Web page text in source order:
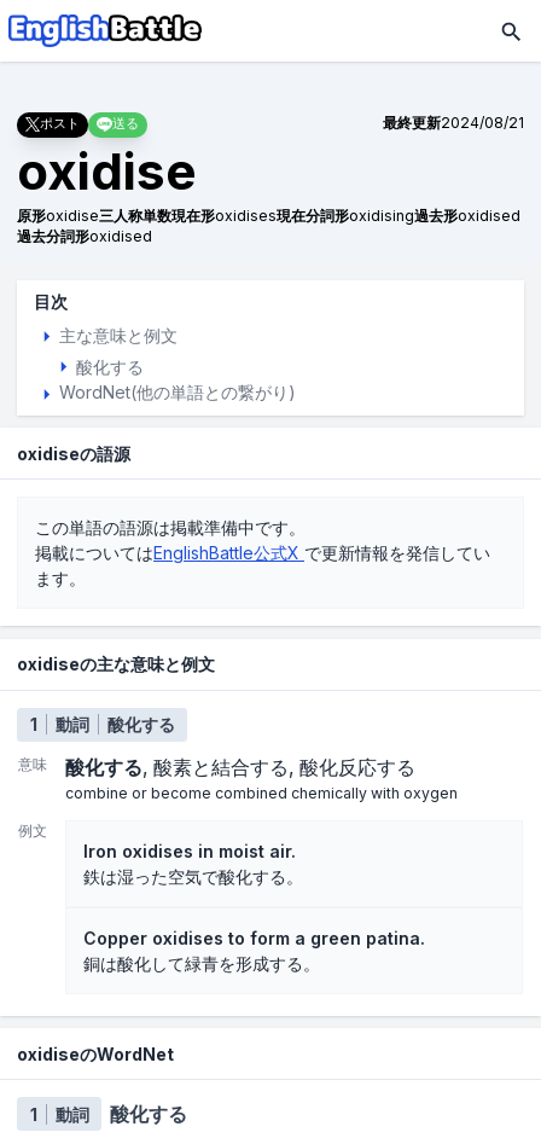
ポスト 送る 最終更新2024/08/21
oxidise
原形oxidise三人称単数現在形oxidises現在分詞形oxidising過去形oxidised
過去分詞形oxidised
目次
主な意味と例文
酸化する
WordNet(他の単語との繋がり)
oxidiseの語源
この単語の語源は掲載準備中です。
掲載についてはEnglishBattle公式X で更新情報を発信してい
ます。
oxidiseの主な意味と例文
1 動詞 酸化する
意味 酸化する 酸素と結合する 酸化反応する
combine or become combined chemically with oxygen
例文
Iron oxidises in moist air.
鉄は湿った空気で酸化する。
Copper oxidises to form a green patina.
銅は酸化して緑青を形成する。
oxidiseのWordNet
1 動詞 酸化する